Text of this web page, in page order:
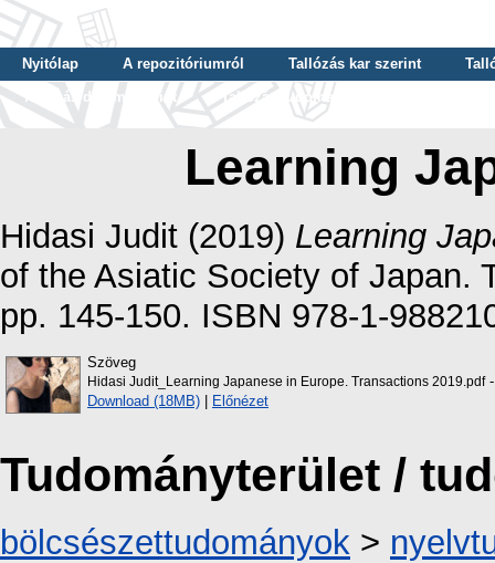
Nyitólap A repozitóriumról Tallózás kar szerint
Tallózás dátum szerint
Tallózás tudományterület szerint
Learning
Hidasi Judit (2019) Learning
of the Asiatic Society of Japan.
pp. 145-150. ISBN 978-1-
Szöveg
Hidasi Judit_Learning Japanese in Europe. Transactions 2019.pdf-
Download (18MB) | Előnézet
Tudományterület /
bölcsészettudományok >